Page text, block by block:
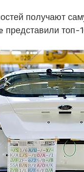
получают
топ-